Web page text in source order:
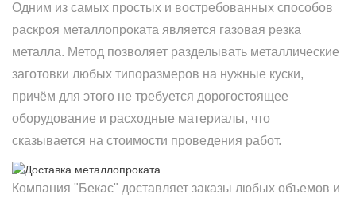
Одним из самых простых и востребованных способов
раскроя металлопроката является газовая резка
металла. Метод позволяет разделывать металлические
заготовки любых типоразмеров на нужные куски,
причём для этого не требуется дорогостоящее
оборудование и расходные материалы, что
сказывается на стоимости проведения работ.
Компания "Бекас" доставляет заказы любых объемов и